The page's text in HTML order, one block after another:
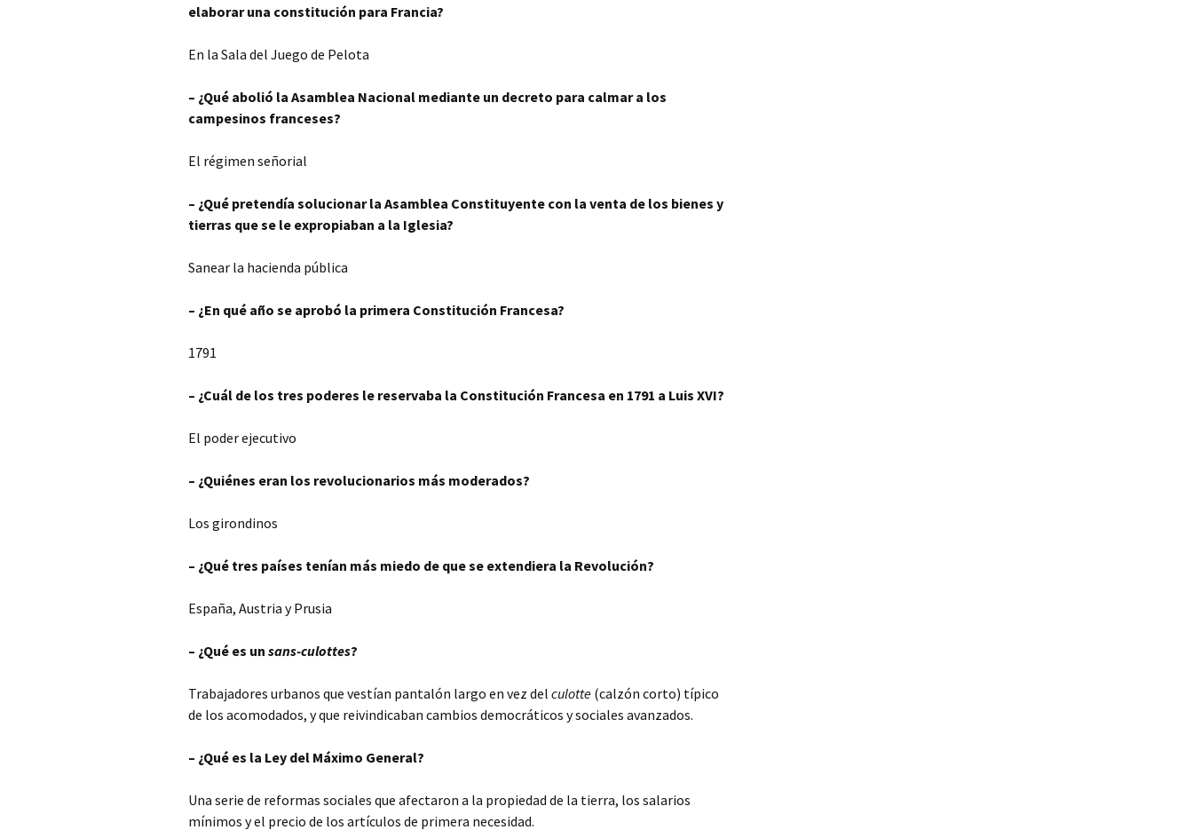
elaborar una constitución para Francia?
En la Sala del Juego de Pelota
– ¿Qué abolió la Asamblea Nacional mediante un decreto para calmar a los
campesinos franceses?
El régimen señorial
– ¿Qué pretendía solucionar la Asamblea Constituyente con la venta de los bienes y
tierras que se le expropiaban a la Iglesia?
Sanear la hacienda pública
– ¿En qué año se aprobó la primera Constitución Francesa?
1791
– ¿Cuál de los tres poderes le reservaba la Constitución Francesa en 1791 a Luis XVI?
El poder ejecutivo
– ¿Quiénes eran los revolucionarios más moderados?
Los girondinos
– ¿Qué tres países tenían más miedo de que se extendiera la Revolución?
España, Austria y Prusia
– ¿Qué es un sans-culottes?
Trabajadores urbanos que vestían pantalón largo en vez del culotte (calzón corto) típico
de los acomodados, y que reivindicaban cambios democráticos y sociales avanzados.
– ¿Qué es la Ley del Máximo General?
Una serie de reformas sociales que afectaron a la propiedad de la tierra, los salarios
mínimos y el precio de los artículos de primera necesidad.